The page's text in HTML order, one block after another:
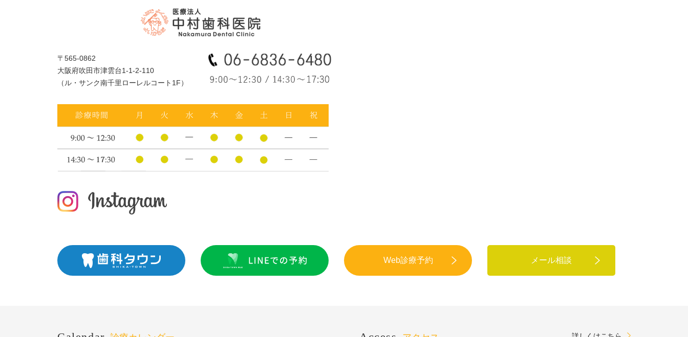
〒565-0862
大阪府吹田市津雲台1-1-2-110
（ル・サンク南千里ローレルコート1F）
Web診療予約 メール相談